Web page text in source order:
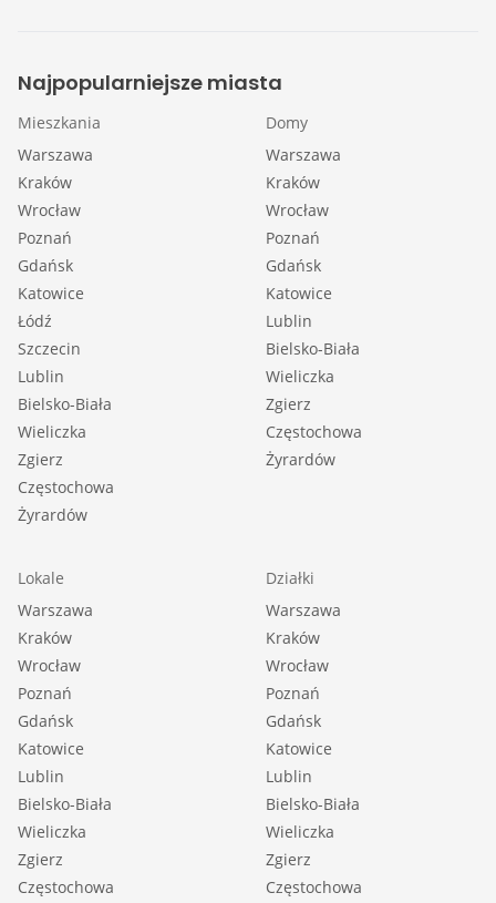
Najpopularniejsze miasta
Mieszkania
Warszawa
Kraków
Wrocław
Poznań
Gdańsk
Katowice
Łódź
Szczecin
Lublin
Bielsko-Biała
Wieliczka
Zgierz
Częstochowa
Żyrardów
Domy
Warszawa
Kraków
Wrocław
Poznań
Gdańsk
Katowice
Lublin
Bielsko-Biała
Wieliczka
Zgierz
Częstochowa
Żyrardów
Lokale
Warszawa
Kraków
Wrocław
Poznań
Gdańsk
Katowice
Lublin
Bielsko-Biała
Wieliczka
Zgierz
Częstochowa
Działki
Warszawa
Kraków
Wrocław
Poznań
Gdańsk
Katowice
Lublin
Bielsko-Biała
Wieliczka
Zgierz
Częstochowa